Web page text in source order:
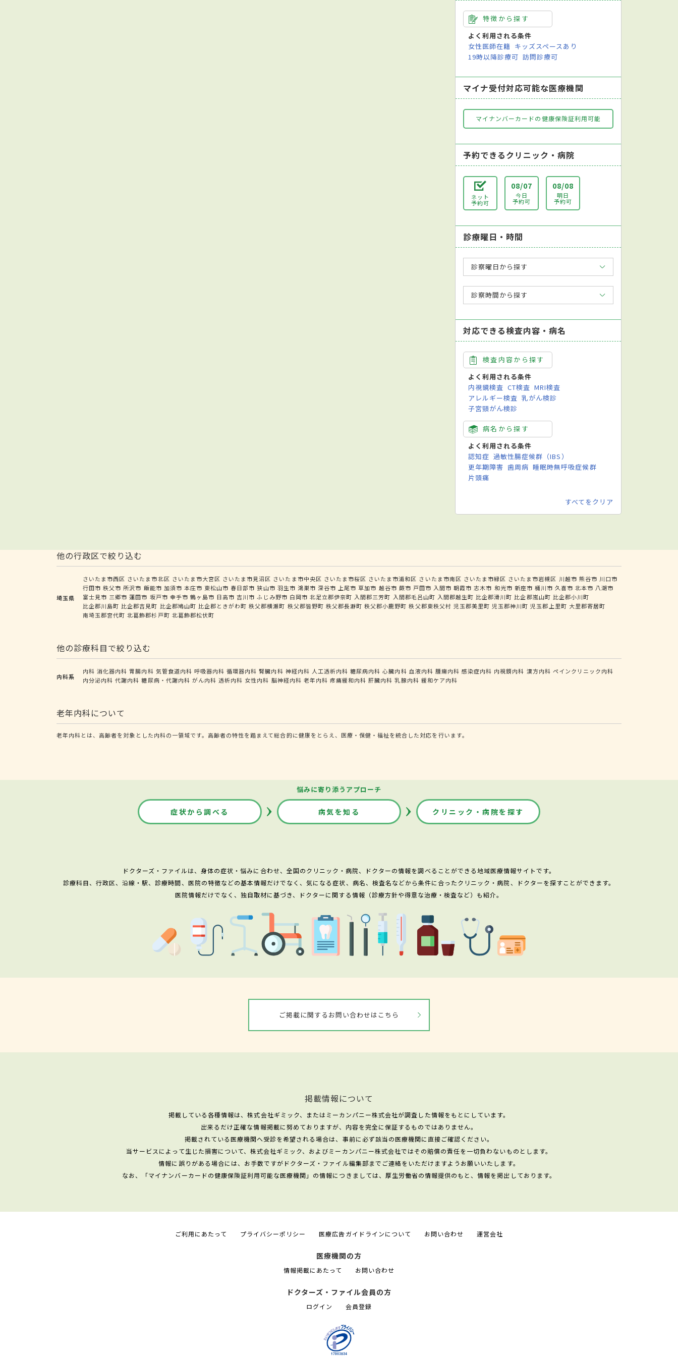
特徴から探す
よく利用される条件
女性医師在籍 キッズスペースあり
19時以降診療可 訪問診療可
マイナ受付対応可能な医療機関
マイナンバーカードの健康保険証利用可能
予約できるクリニック・病院
ネット
予約可
08/07
今日
予約可
08/08
明日
予約可
診療曜日・時間
診察曜日から探す
診察時間から探す
対応できる検査内容・病名
検査内容から探す
よく利用される条件
内視鏡検査 CT検査 MRI検査
アレルギー検査 乳がん検診
子宮頸がん検診
病名から探す
よく利用される条件
認知症 過敏性腸症候群（IBS）
更年期障害 歯周病 睡眠時無呼吸症候群
片頭痛
すべてをクリア
他の行政区で絞り込む
埼玉県
さいたま市西区 さいたま市北区 さいたま市大宮区 さいたま市見沼区 さいたま市中央区 さいたま市桜区 さいたま市浦和区 さいたま市南区 さいたま市緑区 さいたま市岩槻区 川越市 熊谷市 川口市
行田市 秩父市 所沢市 飯能市 加須市 本庄市 東松山市 春日部市 狭山市 羽生市 鴻巣市 深谷市 上尾市 草加市 越谷市 蕨市 戸田市 入間市 朝霞市 志木市 和光市 新座市 桶川市 久喜市 北本市 八潮市
富士見市 三郷市 蓮田市 坂戸市 幸手市 鶴ヶ島市 日高市 吉川市 ふじみ野市 白岡市 北足立郡伊奈町 入間郡三芳町 入間郡毛呂山町 入間郡越生町 比企郡滑川町 比企郡嵐山町 比企郡小川町
比企郡川島町 比企郡吉見町 比企郡鳩山町 比企郡ときがわ町 秩父郡横瀬町 秩父郡皆野町 秩父郡長瀞町 秩父郡小鹿野町 秩父郡東秩父村 児玉郡美里町 児玉郡神川町 児玉郡上里町 大里郡寄居町
南埼玉郡宮代町 北葛飾郡杉戸町 北葛飾郡松伏町
他の診療科目で絞り込む
内科系
内科 消化器内科 胃腸内科 気管食道内科 呼吸器内科 循環器内科 腎臓内科 神経内科 人工透析内科 糖尿病内科 心臓内科 血液内科 腫瘍内科 感染症内科 内視鏡内科 漢方内科 ペインクリニック内科
内分泌内科 代謝内科 糖尿病・代謝内科 がん内科 透析内科 女性内科 脳神経内科 老年内科 疼痛緩和内科 肝臓内科 乳腺内科 緩和ケア内科
老年内科について
老年内科とは、高齢者を対象とした内科の一領域です。高齢者の特性を踏まえて総合的に健康をとらえ、医療・保健・福祉を統合した対応を行います。
悩みに寄り添うアプローチ
症状から調べる 病気を知る クリニック・病院を探す
ドクターズ・ファイルは、身体の症状・悩みに合わせ、全国のクリニック・病院、ドクターの情報を調べることができる地域医療情報サイトです。
診療科目、行政区、沿線・駅、診療時間、医院の特徴などの基本情報だけでなく、気になる症状、病名、検査名などから条件に合ったクリニック・病院、ドクターを探すことができます。
医院情報だけでなく、独自取材に基づき、ドクターに関する情報（診療方針や得意な治療・検査など）も紹介。
ご掲載に関するお問い合わせはこちら
掲載情報について
掲載している各種情報は、株式会社ギミック、またはミーカンパニー株式会社が調査した情報をもとにしています。
出来るだけ正確な情報掲載に努めておりますが、内容を完全に保証するものではありません。
掲載されている医療機関へ受診を希望される場合は、事前に必ず該当の医療機関に直接ご確認ください。
当サービスによって生じた損害について、株式会社ギミック、およびミーカンパニー株式会社ではその賠償の責任を一切負わないものとします。
情報に誤りがある場合には、お手数ですがドクターズ・ファイル編集部までご連絡をいただけますようお願いいたします。
なお、「マイナンバーカードの健康保険証利用可能な医療機関」の情報につきましては、厚生労働省の情報提供のもと、情報を掲出しております。
ご利用にあたって プライバシーポリシー 医療広告ガイドラインについて お問い合わせ 運営会社
医療機関の方
情報掲載にあたって お問い合わせ
ドクターズ・ファイル会員の方
ログイン 会員登録